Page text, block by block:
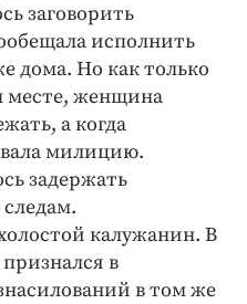
заговорить
исполнить
дома. Но как только
месте, женщина
а когда
милицию.
задержать
калужанин. В
в
в том же